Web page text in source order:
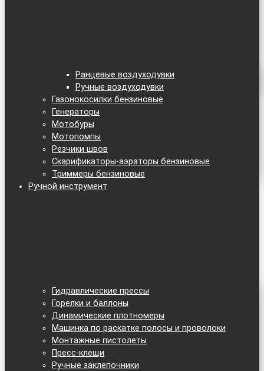
Ранцевые воздуходувки
Ручные воздуходувки
Газонокосилки бензиновые
Генераторы
Мотобуры
Мотопомпы
Резчики швов
Скарификаторы-аэраторы бензиновые
Триммеры бензиновые
Ручной инструмент
Гидравлические прессы
Горелки и баллоны
Динамические плотномеры
Машинка по раскатке полосы и проволоки
Монтажные пистолеты
Пресс-клещи
Ручные заклепочники